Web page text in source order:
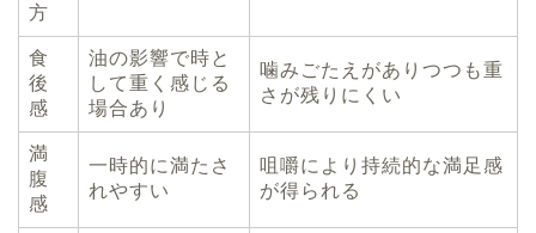
方
食
後
感
油の影響で時と
して重く感じる
場合あり
噛みごたえがありつつも重
さが残りにくい
満
腹
感
一時的に満たさ
れやすい
咀嚼により持続的な満足感
が得られる